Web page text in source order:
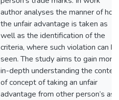
author analyses the manner of how
the unfair advantage is taken as
well as the identification of the
criteria, where such violation can be
seen. The study aims to gain more
in-depth understanding the
of concept of taking an unfair
advantage from other person’s as